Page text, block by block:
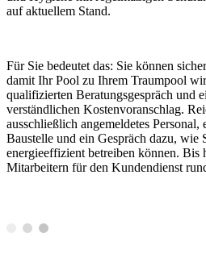
auf aktuellem Stand.
Für Sie bedeutet das: Sie können
damit Ihr Pool zu Ihrem Traumpool
qualifizierten Beratungsgespräch und
verständlichen Kostenvoranschlag.
ausschließlich angemeldetes Personal,
Baustelle und ein Gespräch dazu, wie
energieeffizient betreiben können. Bis
Mitarbeitern für den Kundendienst